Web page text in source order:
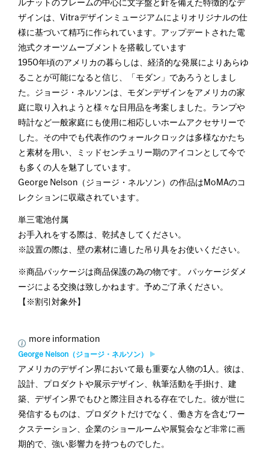
ルナットのフレームの中心に文字盤と針を備えた特徴的なデ
ザインは、Vitraデザインミュージアムによりオリジナルの仕
様に基づいて精巧に作られています。アップデートされた電
池式クオーツムーブメントを搭載しています
1950年頃のアメリカの暮らしは、経済的な発展によりあらゆ
ることが可能になると信じ、「モダン」であろうとしまし
た。ジョージ・ネルソンは、モダンデザインをアメリカの家
庭に取り入れようと様々な日用品を考案しました。ランプや
時計など一般家庭にも使用に相応しいホームアクセサリーで
した。その中でも代表作のウォールクロックは多様なかたち
と素材を用い、ミッドセンチュリー期のアイコンとして今で
も多くの人を魅了しています。
George Nelson（ジョージ・ネルソン）の作品はMoMAのコ
レクションに収蔵されています。
単三電池付属
お手入れをする際は、乾拭きしてください。
※設置の際は、壁の素材に適した吊り具をお使いください。
※商品パッケージは商品保護の為の物です。 パッケージダメ
ージによる交換は致しかねます。予めご了承ください。
【※割引対象外】
more information
George Nelson（ジョージ・ネルソン）
アメリカのデザイン界において最も重要な人物の1人。彼は、
設計、プロダクトや展示デザイン、執筆活動を手掛け、建
築、デザイン界でもひと際注目される存在でした。彼が世に
発信するものは、プロダクトだけでなく、働き方を含むワー
クステーション、企業のショールームや展覧会など非常に画
期的で、強い影響力を持つものでした。